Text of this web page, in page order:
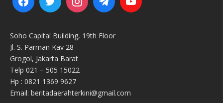
Soho Capital Building, 19th Floor
Jl. S. Parman Kav 28
Grogol, Jakarta Barat
Telp 021 – 505 15022
Hp : 0821 1369 9627
Email: beritadaerahterkini@gmail.com